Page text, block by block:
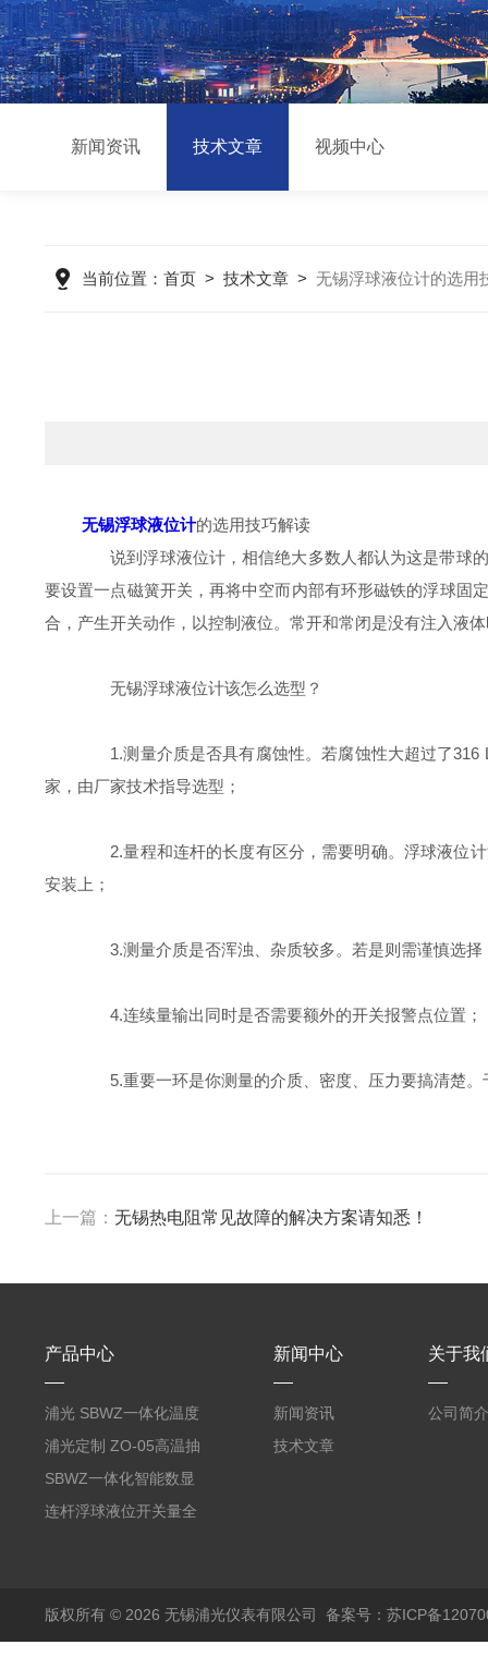
新闻资讯 技术文章 视频中心
当前位置： 首页> 技术文章> 无锡浮球液位计的选用
无锡浮球液位计的选用技巧解读
说到浮球液位计，相信绝大多数人都认为这是带球的
要设置一点磁簧开关，再将中空而内部有环形磁铁的浮球固
合，产生开关动作，以控制液位。常开和常闭是没有注入液
无锡浮球液位计该怎么选型？
1.测量介质是否具有腐蚀性。若腐蚀性大超过了316
家，由厂家技术指导选型；
2.量程和连杆的长度有区分，需要明确。浮球液位计
安装上；
3.测量介质是否浑浊、杂质较多。若是则需谨慎选择
4.连续量输出同时是否需要额外的开关报警点位置；
5.重要一环是你测量的介质、密度、压力要搞清楚。
上一篇： 无锡热电阻常见故障的解决方案请知悉！
产品中心
浦光 SBWZ一体化温度
变送器传感器 防爆热电
阻PT100 数显远传4-
20mA2
浦光定制 ZO-05高温抽
气式氧化锆分析仪 防爆
耐腐蚀检测仪
SBWZ一体化智能数显
温度变送器传感器防爆
连杆浮球液位开关量全
新闻中心
新闻资讯
技术文章
关于我
公司简介
版权所有 © 2026 无锡浦光仪表有限公司 备案号：苏ICP备